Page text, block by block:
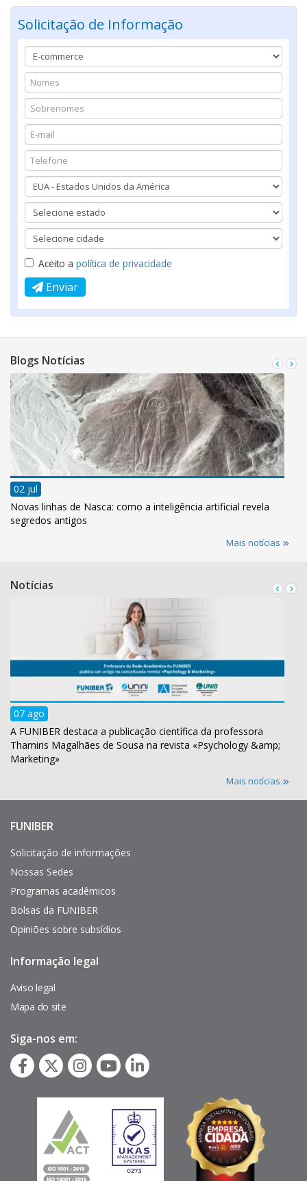
Solicitação de Informação
Aceito a política de privacidade
Enviar
Blogs Notícias
02 jul
Novas linhas de Nasca: como a inteligência artificial revela
segredos antigos
Mais notícias
Notícias
07 ago
A FUNIBER destaca a publicação científica da professora
Thamiris Magalhães de Sousa na revista «Psychology &amp;
Marketing»
Mais notícias
Enlaces
interés
FUNIBER
Solicitação de informações
Nossas Sedes
Programas acadêmicos
Bolsas da FUNIBER
Opiniões sobre subsídios
Pie
página
Informação legal
Aviso legal
Mapa do site
Siga-nos em: